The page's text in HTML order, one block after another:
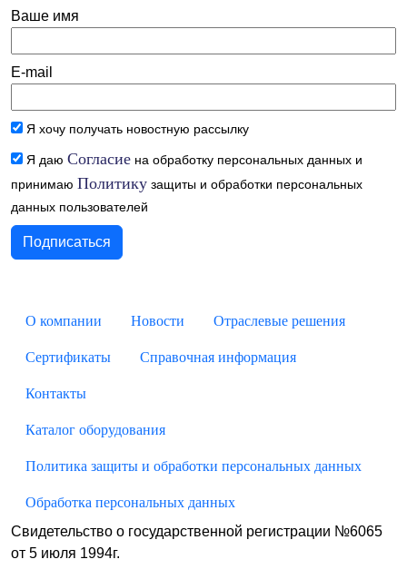
Ваше имя
E-mail
Я хочу получать новостную рассылку
Я даю Согласие на обработку персональных данных и
принимаю Политику защиты и обработки персональных
данных пользователей
О компании Новости Отраслевые решения
Сертификаты Справочная информация
Контакты
Каталог оборудования
Политика защиты и обработки персональных данных
Обработка персональных данных
Свидетельство о государственной регистрации №6065
от 5 июля 1994г.